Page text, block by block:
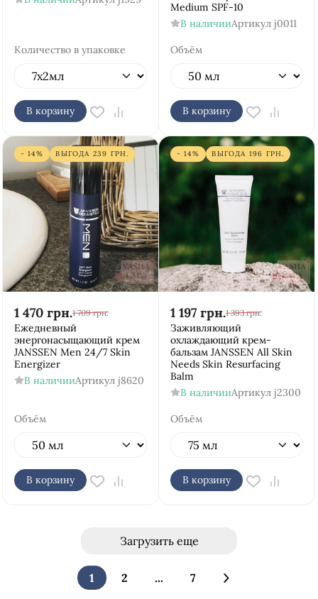
Количество в упаковке
В корзину
Medium SPF-10
В наличииАртикул j0011
Объём
В корзину
- 14% ВЫГОДА 239 ГРН.
1 470 грн.1 709 грн.
Ежедневный
энергонасыщающий крем
JANSSEN Men 24/7 Skin
Energizer
В наличииАртикул j8620
Объём
В корзину
- 14% ВЫГОДА 196 ГРН.
1 197 грн.1 393 грн.
Заживляющий
охлаждающий крем-
бальзам JANSSEN All Skin
Needs Skin Resurfacing
Balm
В наличииАртикул j2300
Объём
В корзину
Загрузить еще
1 2 ... 7